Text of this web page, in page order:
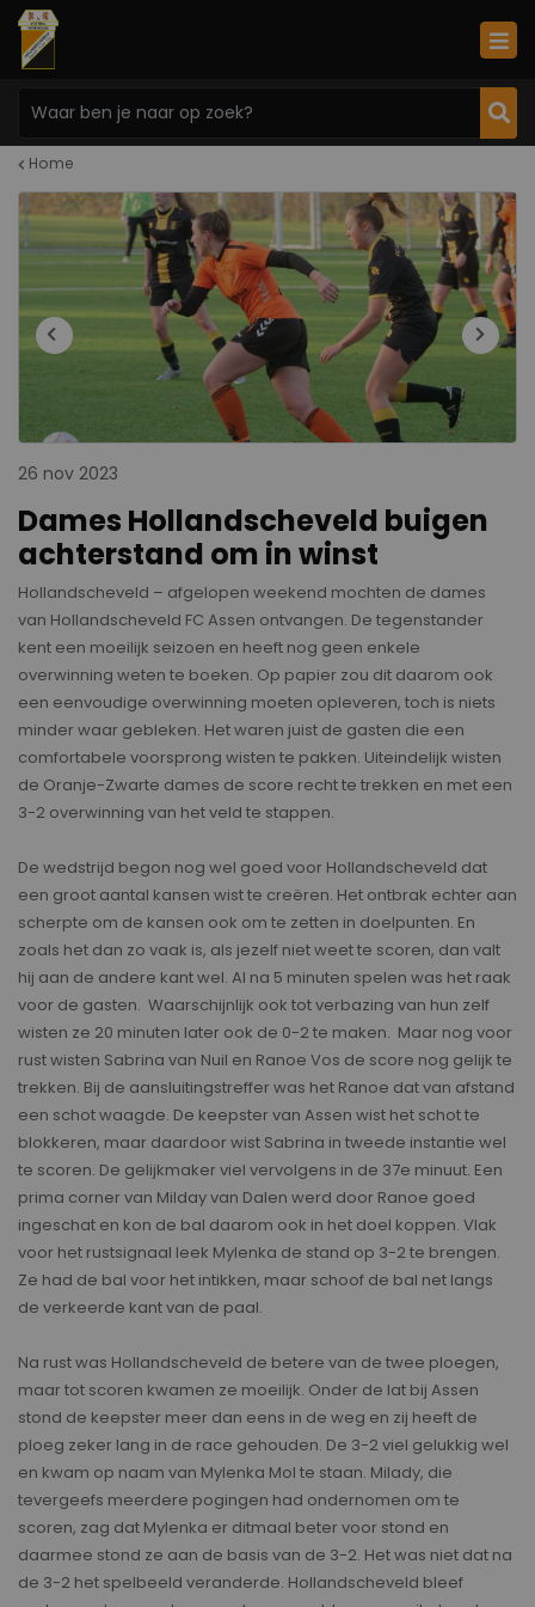
Home
26 nov 2023
Dames Hollandscheveld buigen
achterstand om in winst
Hollandscheveld – afgelopen weekend mochten de dames
van Hollandscheveld FC Assen ontvangen. De tegenstander
kent een moeilijk seizoen en heeft nog geen enkele
overwinning weten te boeken. Op papier zou dit daarom ook
een eenvoudige overwinning moeten opleveren, toch is niets
minder waar gebleken. Het waren juist de gasten die een
comfortabele voorsprong wisten te pakken. Uiteindelijk wisten
de Oranje-Zwarte dames de score recht te trekken en met een
3-2 overwinning van het veld te stappen.
De wedstrijd begon nog wel goed voor Hollandscheveld dat
een groot aantal kansen wist te creëren. Het ontbrak echter aan
scherpte om de kansen ook om te zetten in doelpunten. En
zoals het dan zo vaak is, als jezelf niet weet te scoren, dan valt
hij aan de andere kant wel. Al na 5 minuten spelen was het raak
voor de gasten. Waarschijnlijk ook tot verbazing van hun zelf
wisten ze 20 minuten later ook de 0-2 te maken. Maar nog voor
rust wisten Sabrina van Nuil en Ranoe Vos de score nog gelijk te
trekken. Bij de aansluitingstreffer was het Ranoe dat van afstand
een schot waagde. De keepster van Assen wist het schot te
blokkeren, maar daardoor wist Sabrina in tweede instantie wel
te scoren. De gelijkmaker viel vervolgens in de 37e minuut. Een
prima corner van Milday van Dalen werd door Ranoe goed
ingeschat en kon de bal daarom ook in het doel koppen. Vlak
voor het rustsignaal leek Mylenka de stand op 3-2 te brengen.
Ze had de bal voor het intikken, maar schoof de bal net langs
de verkeerde kant van de paal.
Na rust was Hollandscheveld de betere van de twee ploegen,
maar tot scoren kwamen ze moeilijk. Onder de lat bij Assen
stond de keepster meer dan eens in de weg en zij heeft de
ploeg zeker lang in de race gehouden. De 3-2 viel gelukkig wel
en kwam op naam van Mylenka Mol te staan. Milady, die
tevergeefs meerdere pogingen had ondernomen om te
scoren, zag dat Mylenka er ditmaal beter voor stond en
daarmee stond ze aan de basis van de 3-2. Het was niet dat na
de 3-2 het spelbeeld veranderde. Hollandscheveld bleef